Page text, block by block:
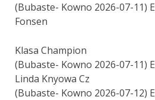
(Bubaste- Kowno 2026-07-11)
Fonsen
Klasa Champion
(Bubaste- Kowno 2026-07-11)
Linda Knyowa Cz
(Bubaste- Kowno 2026-07-12)